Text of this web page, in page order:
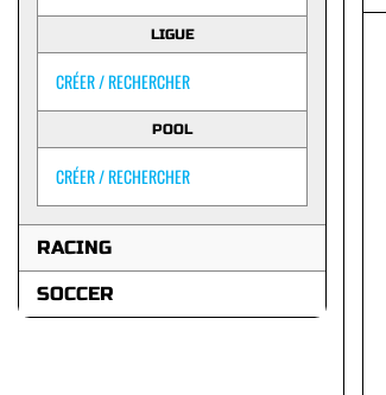
LIGUE
CRÉER / RECHERCHER
POOL
CRÉER / RECHERCHER
RACING
SOCCER